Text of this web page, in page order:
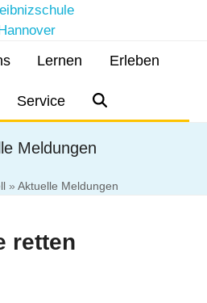
Lernen Erleben
Service
Meldungen
» Aktuelle Meldungen
retten